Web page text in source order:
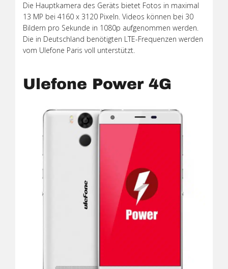
Die Hauptkamera des Geräts bietet Fotos in maximal
13 MP bei 4160 x 3120 Pixeln. Videos können bei 30
Bildern pro Sekunde in 1080p aufgenommen werden.
Die in Deutschland benötigten LTE-Frequenzen werden
vom Ulefone Paris voll unterstützt.
Ulefone Power 4G